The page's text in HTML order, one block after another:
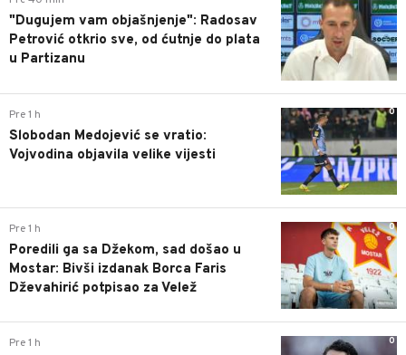
"Dugujem vam objašnjenje": Radosav
Petrović otkrio sve, od ćutnje do plata
u Partizanu
0
Pre 1 h
Slobodan Medojević se vratio:
Vojvodina objavila velike vijesti
0
Pre 1 h
Poredili ga sa Džekom, sad došao u
Mostar: Bivši izdanak Borca Faris
Dževahirić potpisao za Velež
0
Pre 1 h